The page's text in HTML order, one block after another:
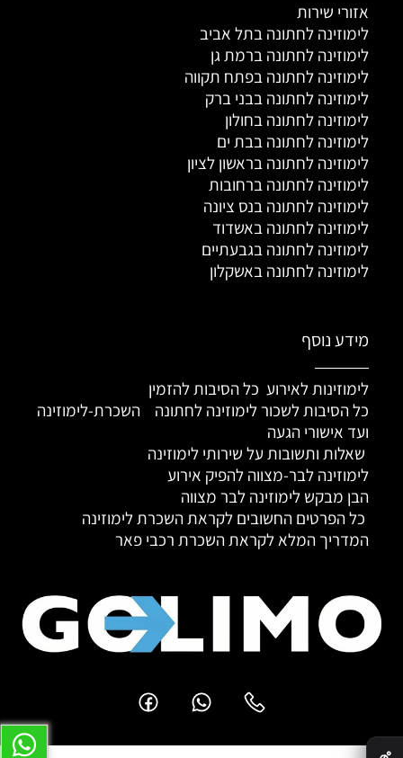
אזורי שירות
לימוזינה לחתונה בתל אביב
לימוזינה לחתונה ברמת גן
לימוזינה לחתונה בפתח תקווה
לימוזינה לחתונה בבני ברק
לימוזינה לחתונה בחולון
לימוזינה לחתונה בבת ים
לימוזינה לחתונה בראשון לציון
לימוזינה לחתונה ברחובות
לימוזינה לחתונה בנס ציונה
לימוזינה לחתונה באשדוד
לימוזינה לחתונה בגבעתיים
לימוזינה לחתונה באשקלון
מידע נוסף
לימוזינות לאירוע כל הסיבות להזמין
כל הסיבות לשכור לימוזינה לחתונה
השכרת-לימוזינה
ועד אישורי הגעה
שאלות ותשובות על שירותי לימוזינה
לימוזינה לבר-מצווה להפיק אירוע
הבן מבקש לימוזינה לבר מצווה
כל הפרטים החשובים לקראת השכרת לימוזינה
המדריך המלא לקראת השכרת רכבי פאר